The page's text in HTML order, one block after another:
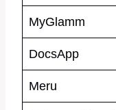
MyGlamm
DocsApp
Meru